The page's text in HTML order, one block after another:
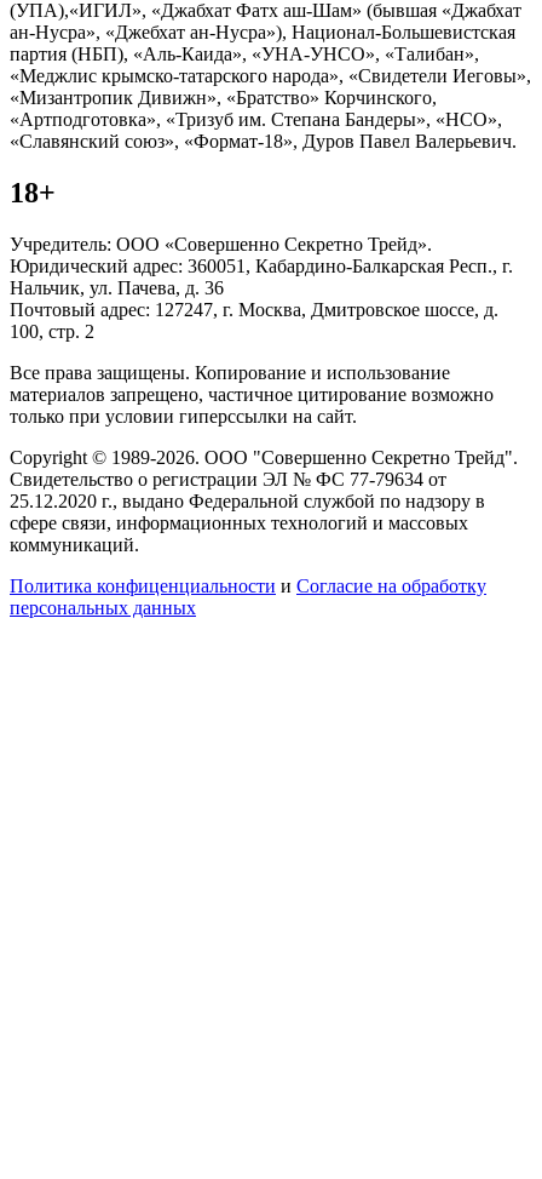
(УПА),«ИГИЛ», «Джабхат Фатх аш-Шам» (бывшая «Джабхат
ан-Нусра», «Джебхат ан-Нусра»), Национал-Большевистская
партия (НБП), «Аль-Каида», «УНА-УНСО», «Талибан»,
«Меджлис крымско-татарского народа», «Свидетели Иеговы»,
«Мизантропик Дивижн», «Братство» Корчинского,
«Артподготовка», «Тризуб им. Степана Бандеры», «НСО»,
«Славянский союз», «Формат-18», Дуров Павел Валерьевич.
18+
Учредитель: ООО «Совершенно Секретно Трейд».
Юридический адрес: 360051, Кабардино-Балкарская Респ., г.
Нальчик, ул. Пачева, д. 36
Почтовый адрес: 127247, г. Москва, Дмитровское шоссе, д.
100, стр. 2
Все права защищены. Копирование и использование
материалов запрещено, частичное цитирование возможно
только при условии гиперссылки на сайт.
Copyright © 1989-2026. ООО "Совершенно Секретно Трейд".
Свидетельство о регистрации ЭЛ № ФС 77-79634 от
25.12.2020 г., выдано Федеральной службой по надзору в
сфере связи, информационных технологий и массовых
коммуникаций.
Политика конфиценциальности и Согласие на обработку
персональных данных